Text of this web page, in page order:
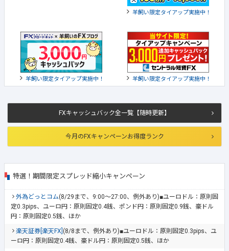
FXキャッシュバック全一覧【随時更新】
今月のFXキャンペーンお得度ランク
特選！期間限定スプレッド縮小キャンペーン
外為どっとコム(8/29まで、9:00～27:00、例外あり)■ユーロドル：原則固
定0.3pips、ユーロ円：原則固定0.4銭、ポンド円：原則固定0.9銭、豪ドル
円：原則固定0.5銭、ほか
楽天証券[楽天FX] (8/8まで、例外あり)■ユーロドル：原則固定0.3pips、ユ
ーロ円：原則固定0.4銭、豪ドル円：原則固定0.5銭、ほか
羊飼い限定タイアップ実施中！
羊飼い限定タイアップ実施中！ 羊飼い限定タイアップ実施中！